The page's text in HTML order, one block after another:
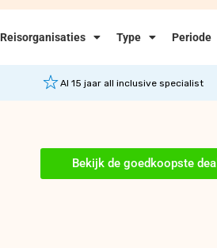
Reisorganisaties Type Periode
Al 15 jaar all inclusive specialist
Bekijk de goedkoopste deal